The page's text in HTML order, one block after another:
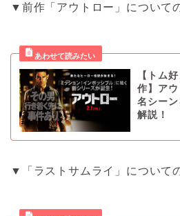
▼前作「アウトロー」について
【トム
作】ア
名シー
解説！
▼「ラストサムライ」について